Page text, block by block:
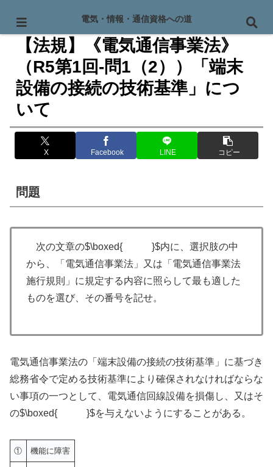
PR
【法規】《電気通信事業法》
（R5第1回-問1（2））「端末
設備の接続の技術基準」につ
いて
X Facebook LINE コピー
問題
次の文章の$\boxed{ }$内に、選択肢の中
から、「電気通信事業法」又は「電気通信事業法
施行規則」に規定する内容に照らして最も適した
ものを選び、その番号を記せ。
電気通信事業法の「端末設備の接続の技術基準」に基づき
総務省令で定める技術基準により確保されなければならな
い事項の一つとして、電気通信回線設備を損傷し、又はそ
の$\boxed{ }$を与えないようにすることがある。
① 機能に障害
電気・情報・通信資格への道